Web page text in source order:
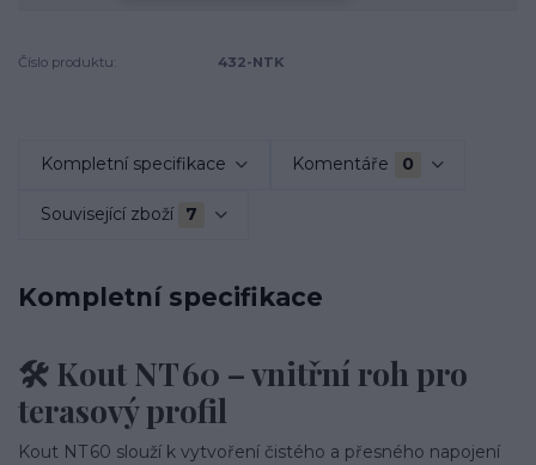
Číslo produktu: 432-NTK
Kompletní specifikace Komentáře 0
Související zboží 7
Kompletní specifikace
🛠️ Kout NT 60 – vnitřní roh pro
terasový profil
Kout NT 60 slouží k vytvoření čistého a přesného napojení